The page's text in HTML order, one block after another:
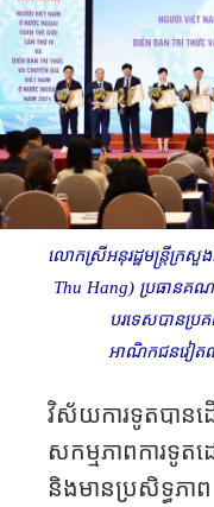
លោកស្រីអនុរដ្ឋមន្ត្រីក្រ
Thu Hang) ប្រធានគណ
បរទេសបានប្
អាណិកជនវៀត
វិស័យការទូតបាន
សកម្មភាពការទូ
និងមានប្រសិទ្ធភ